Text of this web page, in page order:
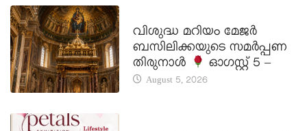
വിശുദ്ധ മറിയം മേജർ
ബസിലിക്കയുടെ സമർപ്പണ
തിരുനാൾ
ഓഗസ്റ്റ് 5 –
August 5, 2026